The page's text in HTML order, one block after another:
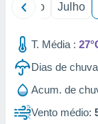
estudos
1199
Junho Julho
T. Média :
Dias de
Acum. de
Vento médio: